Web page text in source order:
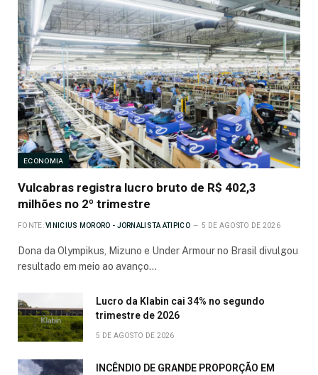
ECONOMIA
Vulcabras registra lucro bruto de R$ 402,3
milhões no 2º trimestre
FONTE: VINICIUS MORORO - JORNALISTA ATIPICO 5 DE AGOSTO DE 2026
Dona da Olympikus, Mizuno e Under Armour no Brasil divulgou
resultado em meio ao avanço…
Lucro da Klabin cai 34% no segundo
trimestre de 2026
5 DE AGOSTO DE 2026
INCÊNDIO DE GRANDE PROPORÇÃO EM